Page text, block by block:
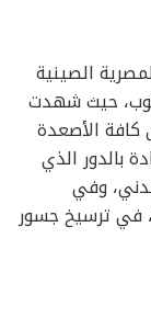
الصينية
حيث شهدت
الأصعدة
بالدور الذي
وفي
في ترسيخ جسور